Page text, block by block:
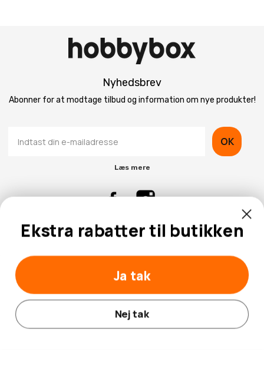
Nyhedsbrev
Abonner for at modtage tilbud og information om nye produkter!
OK
Læs mere
Kontaktinformation
Kundeservice
Ekstra rabatter til butikken
Ja tak
Nej tak